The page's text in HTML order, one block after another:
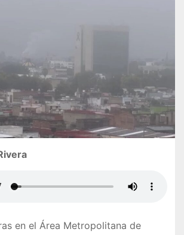
en el Área Metropolitana de